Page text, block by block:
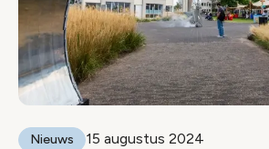
Nieuws 15 augustus 2024